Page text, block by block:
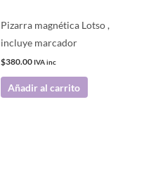
Pizarra magnética Lotso ,
incluye marcador
$380.00 IVA inc
Añadir al carrito